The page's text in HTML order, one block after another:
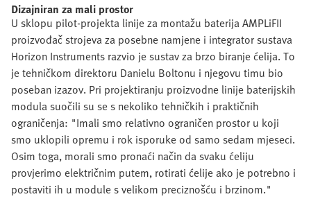
Dizajniran za mali prostor
U sklopu pilot-projekta linije za montažu baterija AMPLiFII
proizvođač strojeva za posebne namjene i integrator sustava
Horizon Instruments razvio je sustav za brzo biranje ćelija. To
je tehničkom direktoru Danielu Boltonu i njegovu timu bio
poseban izazov. Pri projektiranju proizvodne linije baterijskih
modula suočili su se s nekoliko tehničkih i praktičnih
ograničenja: "Imali smo relativno ograničen prostor u koji
smo uklopili opremu i rok isporuke od samo sedam mjeseci.
Osim toga, morali smo pronaći način da svaku ćeliju
provjerimo električnim putem, rotirati ćelije ako je potrebno i
postaviti ih u module s velikom preciznošću i brzinom."